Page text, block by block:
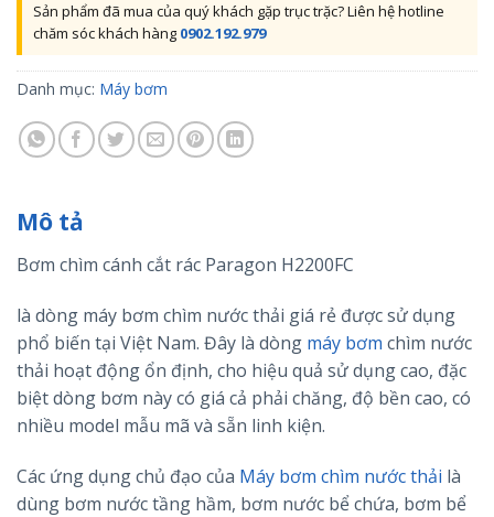
Sản phẩm đã mua của quý khách gặp trục trặc? Liên hệ hotline
chăm sóc khách hàng 0902.192.979
Danh mục: Máy bơm
Mô tả
Bơm chìm cánh cắt rác Paragon H2200FC
là dòng máy bơm chìm nước thải giá rẻ được sử dụng
phổ biến tại Việt Nam. Đây là dòng máy bơm chìm nước
thải hoạt động ổn định, cho hiệu quả sử dụng cao, đặc
biệt dòng bơm này có giá cả phải chăng, độ bền cao, có
nhiều model mẫu mã và sẵn linh kiện.
Các ứng dụng chủ đạo của Máy bơm chìm nước thải là
dùng bơm nước tầng hầm, bơm nước bể chứa, bơm bể